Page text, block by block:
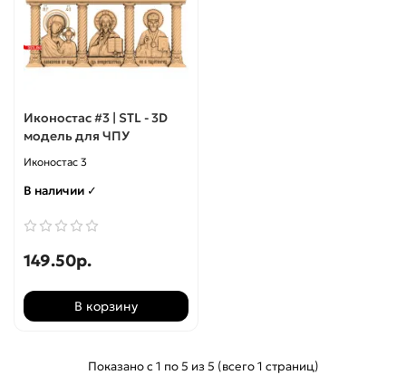
Фасады
Цветы
8 марта
Статуэтки
Шахматы
Иконостас #3 | STL - 3D
модель для ЧПУ
Иконостас 3
В наличии ✓
149.50р.
В корзину
Показано с 1 по 5 из 5 (всего 1 страниц)